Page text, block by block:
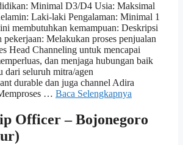
Minimal D3/D4 Usia: Maksimal
Laki-laki Pengalaman: Minimal 1
membutuhkan kemampuan: Deskripsi
pekerjaan: Melakukan proses penjualan
Head Channeling untuk mencapai
dan menjaga hubungan baik
dari seluruh mitra/agen
durable dan juga channel Adira
… Baca Selengkapnya
Officer – Bojonegoro